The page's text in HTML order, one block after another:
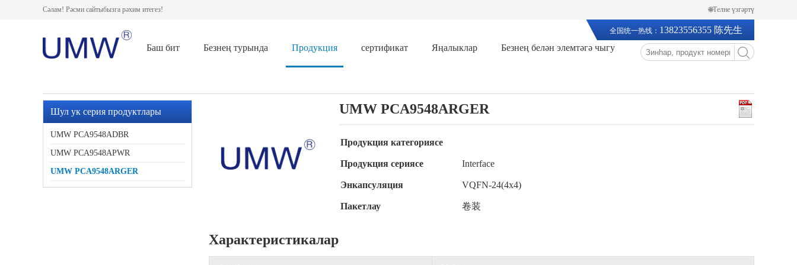
Сәлам! Рәсми сайтыбызга рәхим итегез! 🌐Телне үзгәртү
Баш бит Безнең турында Продукция сертификат Яңалыклар Безнең белән элемтәгә чыгу
全国统一热线： 13823556355 陈先生
Шул ук серия продуктлары
UMW PCA9548ADBR
UMW PCA9548APWR
UMW PCA9548ARGER
UMW PCA9548ARGER
Продукция категориясе
Продукция сериясе Interface
Энкапсуляция VQFN-24(4x4)
Пакетлау 卷装
Характеристикалар